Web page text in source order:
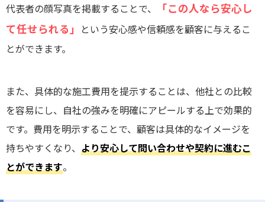
代表者の顔写真を掲載することで、
「この人なら安心し
て任せられる」
という安心感や信頼感を顧客に与えるこ
とができます。
また、具体的な施工費用を提示することは、他社との比較
を容易にし、自社の強みを明確にアピールする上で効果的
です。費用を明示することで、顧客は具体的なイメージを
持ちやすくなり、 より安心して問い合わせや契約に進むこ
とができます。